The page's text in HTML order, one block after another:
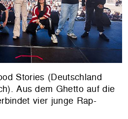
Stories (Deutschland
Aus dem Ghetto auf die
vier junge Rap-